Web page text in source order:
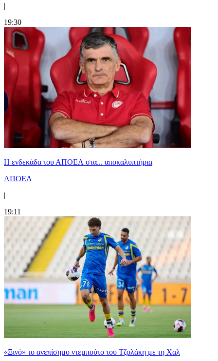
|
19:30
Η ενδεκάδα του ΑΠΟΕΛ στα... αποκαλυπτήρια
ΑΠΟΕΛ
|
19:11
«Ξινό» το ανεπίσημο ντεμπούτο του Τζολάκη με τη Χαλ